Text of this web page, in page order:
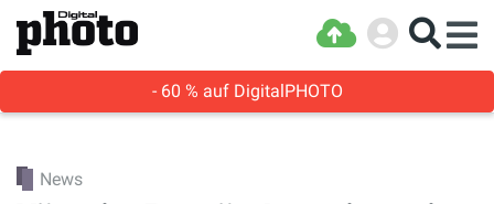
- 60 % auf DigitalPHOTO
News